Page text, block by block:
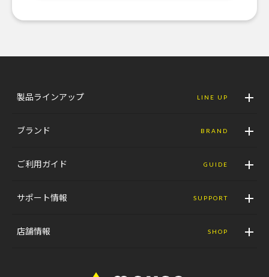
製品ラインアップ LINE UP
ブランド BRAND
ご利用ガイド GUIDE
サポート情報 SUPPORT
店舗情報 SHOP